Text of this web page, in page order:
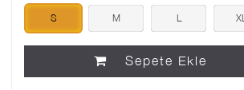
S M L
Sepete Ekle